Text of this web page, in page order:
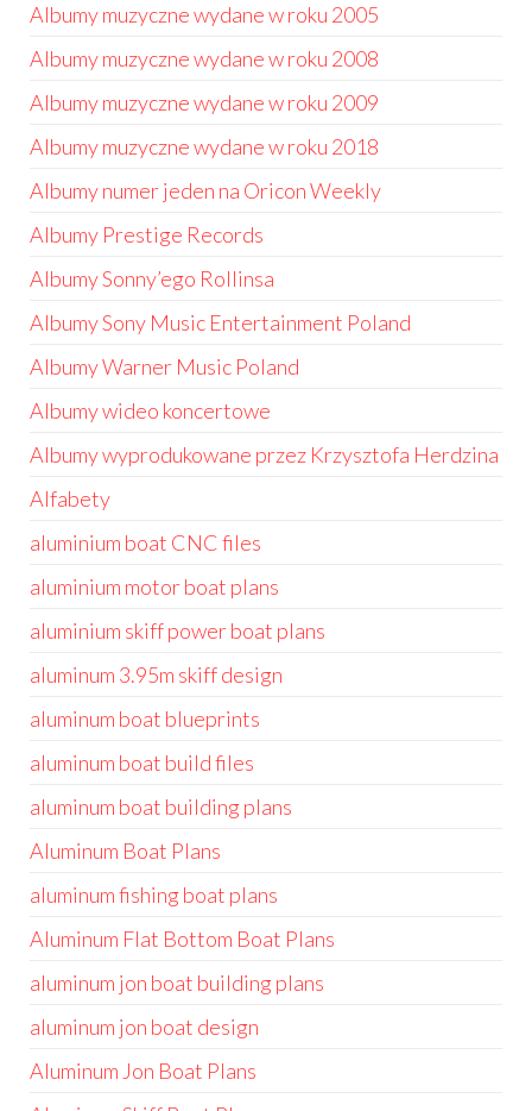
Albumy muzyczne wydane w roku 2005
Albumy muzyczne wydane w roku 2008
Albumy muzyczne wydane w roku 2009
Albumy muzyczne wydane w roku 2018
Albumy numer jeden na Oricon Weekly
Albumy Prestige Records
Albumy Sonny’ego Rollinsa
Albumy Sony Music Entertainment Poland
Albumy Warner Music Poland
Albumy wideo koncertowe
Albumy wyprodukowane przez Krzysztofa Herdzina
Alfabety
aluminium boat CNC files
aluminium motor boat plans
aluminium skiff power boat plans
aluminum 3.95m skiff design
aluminum boat blueprints
aluminum boat build files
aluminum boat building plans
Aluminum Boat Plans
aluminum fishing boat plans
Aluminum Flat Bottom Boat Plans
aluminum jon boat building plans
aluminum jon boat design
Aluminum Jon Boat Plans